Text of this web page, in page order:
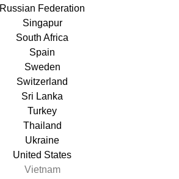
Russian Federation
Singapur
South Africa
Spain
Sweden
Switzerland
Sri Lanka
Turkey
Thailand
Ukraine
United States
Vietnam